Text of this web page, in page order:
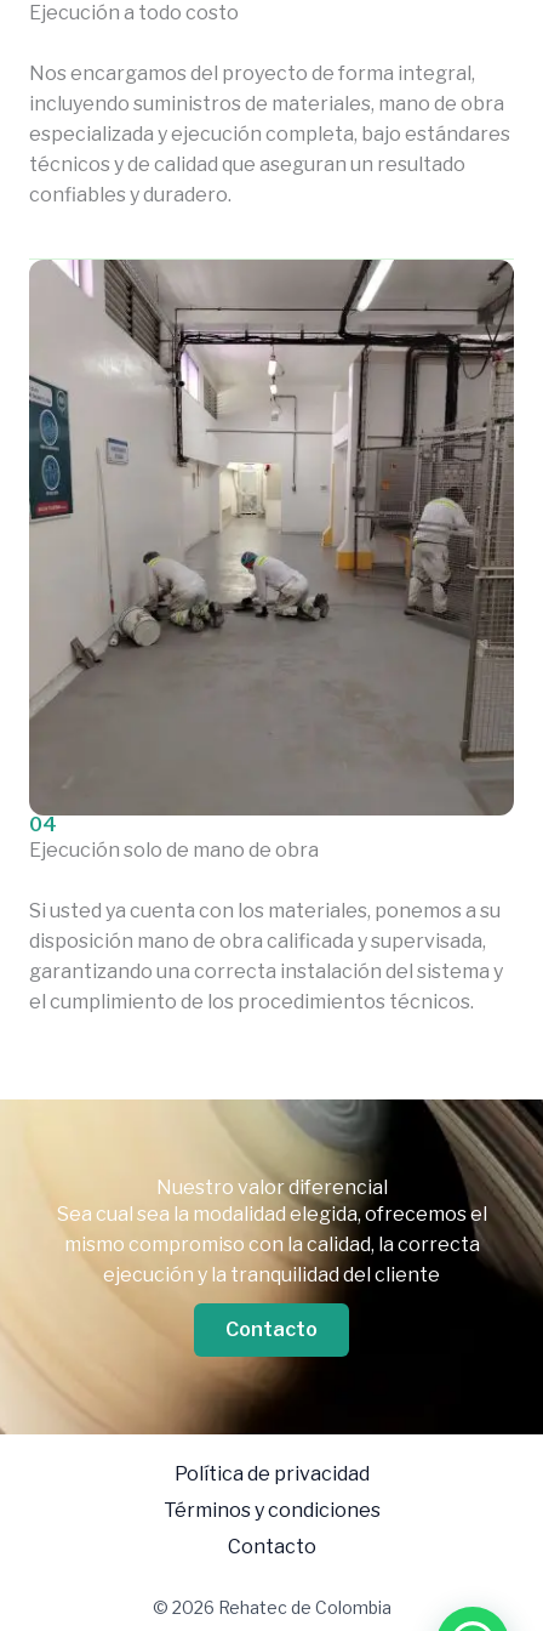
Ejecución a todo costo
Nos encargamos del proyecto de forma integral,
incluyendo suministros de materiales, mano de obra
especializada y ejecución completa, bajo estándares
técnicos y de calidad que aseguran un resultado
confiables y duradero.
04
Ejecución solo de mano de obra
Si usted ya cuenta con los materiales, ponemos a su
disposición mano de obra calificada y supervisada,
garantizando una correcta instalación del sistema y
el cumplimiento de los procedimientos técnicos.
Nuestro valor diferencial
Sea cual sea la modalidad elegida, ofrecemos el
mismo compromiso con la calidad, la correcta
ejecución y la tranquilidad del cliente
Contacto
Política de privacidad
Términos y condiciones
Contacto
© 2026 Rehatec de Colombia